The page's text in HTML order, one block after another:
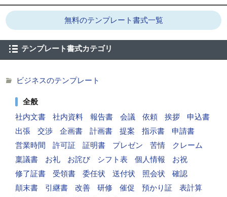
無料のテンプレート書式一覧
テンプレート書式カテゴリ
ビジネスのテンプレート
全般
社内文書
社内資料 報告書 会議 依頼 挨拶
申込書
出張
交渉 企画書 計画書 提案 指示書
申請書
営業時間
許可証 証明書 プレゼン 苦情
クレーム
稟議書
お礼 お詫び シフト表 個人情報
お祝
修了証書
受領書 委任状 送付状 照会状
確認
顛末書
引継書 改善 研修 催促 預かり証
表計算